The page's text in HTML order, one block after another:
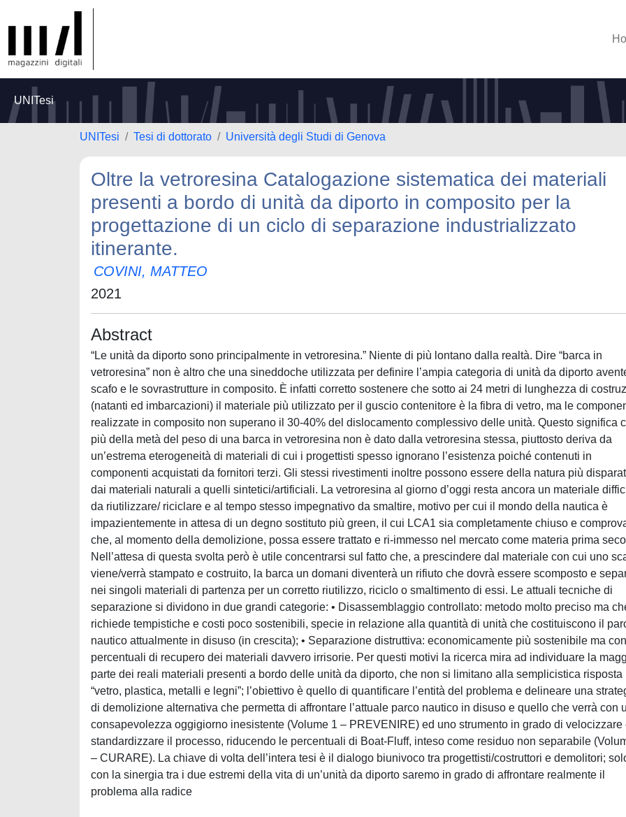
UNITesi
UNITesi Tesi di dottorato Università degli Studi di Genova
Oltre la vetroresina Catalogazione sistematica dei materiali
presenti a bordo di unità da diporto in composito per la
progettazione di un ciclo di separazione industrializzato
itinerante.
COVINI, MATTEO
2021
Abstract
“Le unità da diporto sono principalmente in vetroresina.” Niente di più lontano dalla realtà. Dire “barca in
vetroresina” non è altro che una sineddoche utilizzata per definire l’ampia categoria di unità da diporto
scafo e le sovrastrutture in composito. È infatti corretto sostenere che sotto ai 24 metri di lunghezza di
(natanti ed imbarcazioni) il materiale più utilizzato per il guscio contenitore è la fibra di vetro, ma le
realizzate in composito non superano il 30-40% del dislocamento complessivo delle unità. Questo significa
più della metà del peso di una barca in vetroresina non è dato dalla vetroresina stessa, piuttosto deriva da
un’estrema eterogeneità di materiali di cui i progettisti spesso ignorano l’esistenza poiché contenuti in
componenti acquistati da fornitori terzi. Gli stessi rivestimenti inoltre possono essere della natura più
dai materiali naturali a quelli sintetici/artificiali. La vetroresina al giorno d’oggi resta ancora un materiale
da riutilizzare/ riciclare e al tempo stesso impegnativo da smaltire, motivo per cui il mondo della nautica è
impazientemente in attesa di un degno sostituto più green, il cui LCA1 sia completamente chiuso e
che, al momento della demolizione, possa essere trattato e ri-immesso nel mercato come materia prima
Nell’attesa di questa svolta però è utile concentrarsi sul fatto che, a prescindere dal materiale con cui uno
viene/verrà stampato e costruito, la barca un domani diventerà un rifiuto che dovrà essere scomposto e
nei singoli materiali di partenza per un corretto riutilizzo, riciclo o smaltimento di essi. Le attuali tecniche di
separazione si dividono in due grandi categorie: • Disassemblaggio controllato: metodo molto preciso ma
richiede tempistiche e costi poco sostenibili, specie in relazione alla quantità di unità che costituiscono il
nautico attualmente in disuso (in crescita); • Separazione distruttiva: economicamente più sostenibile ma con
percentuali di recupero dei materiali davvero irrisorie. Per questi motivi la ricerca mira ad individuare la
parte dei reali materiali presenti a bordo delle unità da diporto, che non si limitano alla semplicistica risposta
“vetro, plastica, metalli e legni”; l’obiettivo è quello di quantificare l’entità del problema e delineare una
di demolizione alternativa che permetta di affrontare l’attuale parco nautico in disuso e quello che verrà con
consapevolezza oggigiorno inesistente (Volume 1 – PREVENIRE) ed uno strumento in grado di velocizzare
standardizzare il processo, riducendo le percentuali di Boat-Fluff, inteso come residuo non separabile
– CURARE). La chiave di volta dell’intera tesi è il dialogo biunivoco tra progettisti/costruttori e demolitori;
con la sinergia tra i due estremi della vita di un’unità da diporto saremo in grado di affrontare realmente il
problema alla radice